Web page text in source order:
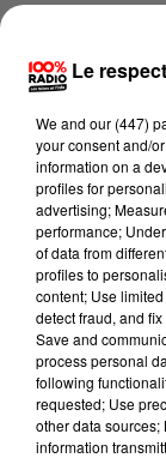
Lecture
100%
Le
We and our (447)
your consent and/
information on a
profiles for
advertising;
performance;
of data from
profiles to
content; Use
detect fraud, and
Save and
process personal
following
requested; Use
other data sources;
information